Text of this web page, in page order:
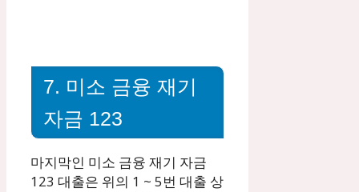
7. 미소 금융 재기
자금 123
마지막인 미소 금융 재기 자금
123 대출은 위의 1 ~ 5번 대출 상